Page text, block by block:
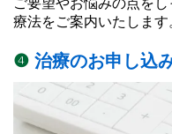
ご要望やお悩みの点を
療法をご案内いたします
❹ 治療のお申し込